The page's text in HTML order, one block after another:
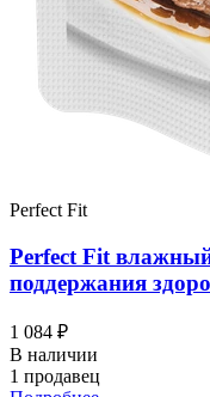
Perfect Fit
Perfect Fit
поддержания
1 084 ₽
В наличии
1 продавец